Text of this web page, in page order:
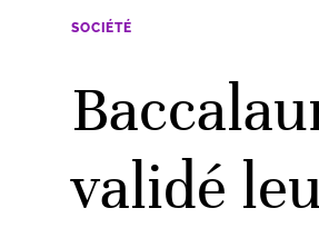
SOCIÉTÉ
validé